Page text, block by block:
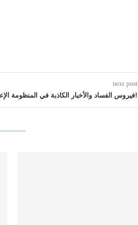
next post
فيروس الفساد والأخبار الكاذبة في المنظومة الإعلامية!